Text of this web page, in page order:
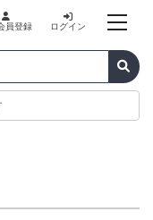
員登録 ログイン